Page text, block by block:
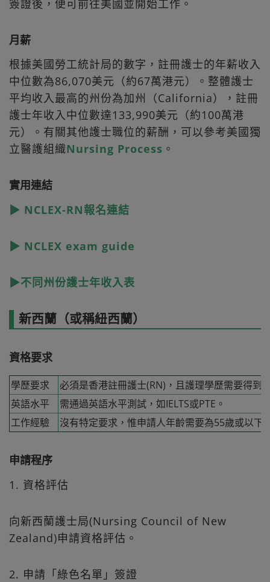
簽證後，便可前往美國並開始工作。
月薪
根據美國勞工統計局的數字，註冊護士的年薪收入
中位數為86,070美元（約67萬港元）。整體護士
平均收入最高的州份為加州（California），註冊
護士年收入中位數達133,990美元（約100萬港
元）。有關其他護士職位的薪酬，可以參考美國獨
立醫護組織Nursing Process 。
實用連結
▶ NCLEX-RN報名連結
▶ NCLEX exam guide
▶不同州份護士年收入表
新西蘭（或稱紐西蘭）
資格要求
學歷要求
必須是香港註冊護士(RN)，且護理學歷需要得到
英語水平
需通過英語水平測試，如IELTS或PTE。
工作經驗
沒有特定要求，惟申請人年齡需要為55歲或以下
申請程序
1. 資格評估
向新西蘭護士局(Nursing Council of New
Zealand)申請資格評估。
2. 申請「綠色名單」簽證